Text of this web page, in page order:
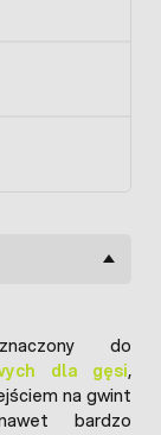
do
dla gęsi,
na gwint
bardzo